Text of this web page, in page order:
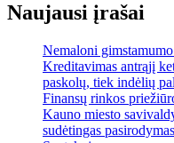
Naujausi įrašai
Nemaloni
Kreditavimas antrąjį
paskolų, tiek indėlių
Finansų rinkos
Kauno miesto
sudėtingas